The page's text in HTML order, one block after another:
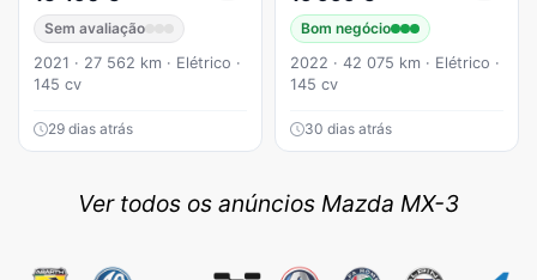
Sem avaliação
2021 · 27 562 km · Elétrico ·
145 cv
29 dias atrás
Bom negócio
2022 · 42 075 km · Elétrico ·
145 cv
30 dias atrás
Ver todos os anúncios Mazda MX-3